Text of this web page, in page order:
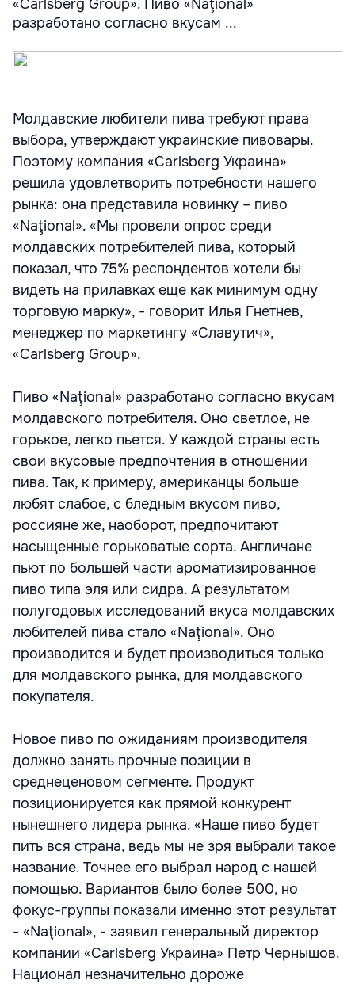
«Carlsberg Group». Пиво «Naţional»
разработано согласно вкусам ...
Молдавские любители пива требуют права
выбора, утверждают украинские пивовары.
Поэтому компания «Carlsberg Украина»
решила удовлетворить потребности нашего
рынка: она представила новинку – пиво
«Naţional». «Мы провели опрос среди
молдавских потребителей пива, который
показал, что 75% респондентов хотели бы
видеть на прилавках еще как минимум одну
торговую марку», - говорит Илья Гнетнев,
менеджер по маркетингу «Славутич»,
«Carlsberg Group».
Пиво «Naţional» разработано согласно вкусам
молдавского потребителя. Оно светлое, не
горькое, легко пьется. У каждой страны есть
свои вкусовые предпочтения в отношении
пива. Так, к примеру, американцы больше
любят слабое, с бледным вкусом пиво,
россияне же, наоборот, предпочитают
насыщенные горьковатые сорта. Англичане
пьют по большей части ароматизированное
пиво типа эля или сидра. А результатом
полугодовых исследований вкуса молдавских
любителей пива стало «Naţional». Оно
производится и будет производиться только
для молдавского рынка, для молдавского
покупателя.
Новое пиво по ожиданиям производителя
должно занять прочные позиции в
среднеценовом сегменте. Продукт
позиционируется как прямой конкурент
нынешнего лидера рынка. «Наше пиво будет
пить вся страна, ведь мы не зря выбрали такое
название. Точнее его выбрал народ с нашей
помощью. Вариантов было более 500, но
фокус-группы показали именно этот результат
- «Naţional», - заявил генеральный директор
компании «Carlsberg Украина» Петр Чернышов.
Национал незначительно дороже